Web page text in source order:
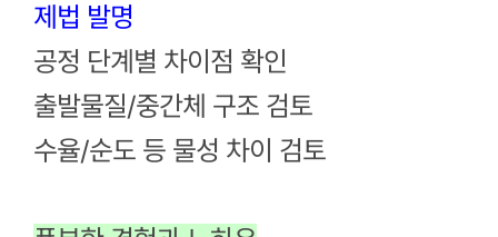
제법 발명
공정 단계별 차이점 확인
출발물질/중간체 구조 검토
수율/순도 등 물성 차이 검토